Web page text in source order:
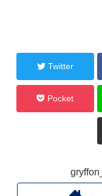
Twitter
Pocket